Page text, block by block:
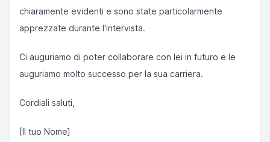
chiaramente evidenti e sono state particolarmente
apprezzate durante l'intervista.
Ci auguriamo di poter collaborare con lei in futuro e le
auguriamo molto successo per la sua carriera.
Cordiali saluti,
[Il tuo Nome]